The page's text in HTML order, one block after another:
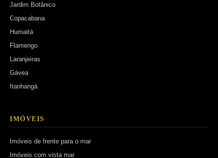
Jardim Botânico
Copacabana
Humaitá
Flamengo
Laranjeiras
Gávea
Itanhangá
IMÓVEIS
Imóveis de frente para o mar
Imóveis com vista mar